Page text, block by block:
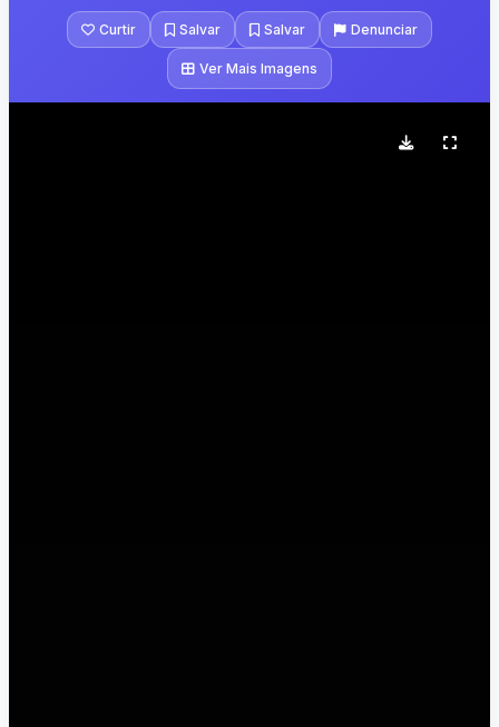
Curtir Salvar Salvar Denunciar
Ver Mais Imagens